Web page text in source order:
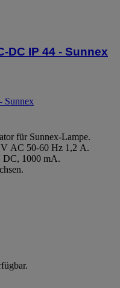
DC IP 44 - Sunnex
Sunnex
für Sunnex-Lampe.
V AC 50-60 Hz 1,2 A.
DC, 1000 mA.